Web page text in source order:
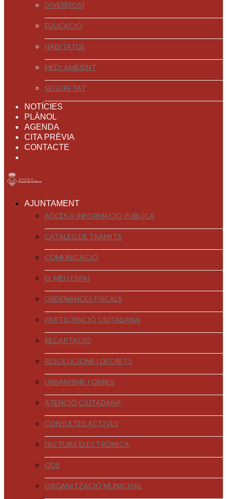
DIVER[SOS]
EDUCACIÓ
HABITATGE
MEDI AMBIENT
SEGURETAT
NOTÍCIES
PLÀNOL
AGENDA
CITA PRÈVIA
CONTACTE
AJUNTAMENT
ACCÉS A INFORMACIÓ PÚBLICA
CATÀLEG DE TRÀMITS
COMUNICACIÓ
EL MEU ESPAI
ORDENANCES FISCALS
PARTICIPACIÓ CIUTADANA
RECAPTACIÓ
RESOLUCIONS I DECRETS
URBANISME I OBRES
ATENCIÓ CIUTADANA
CONSULTES ACTIVES
FACTURA ELECTRÒNICA
ODS
ORGANITZACIÓ MUNICIPAL